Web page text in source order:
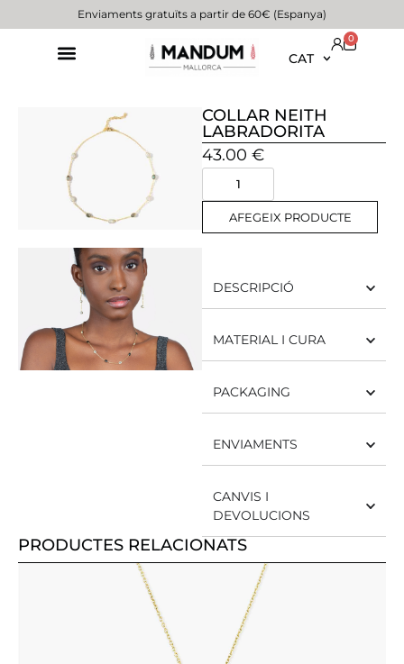
Enviaments gratuïts a partir de 60€ (Espanya)
CAT
0
COLLAR NEITH
LABRADORITA
43.00 €
AFEGEIX PRODUCTE
DESCRIPCIÓ
MATERIAL I CURA
PACKAGING
ENVIAMENTS
CANVIS I
DEVOLUCIONS
PRODUCTES RELACIONATS